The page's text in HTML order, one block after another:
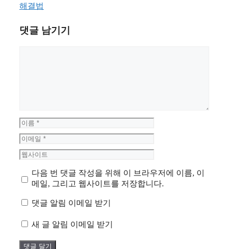
해결법
댓글 남기기
이
름
이
메
일
웹
이
트
다음 번 댓글 작성을 위해 이 브라우저에 이름, 이
메일, 그리고 웹사이트를 저장합니다.
댓글 알림 이메일 받기
새 글 알림 이메일 받기